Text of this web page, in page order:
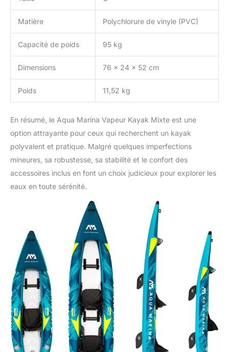
Matière Polychlorure de vinyle (PVC)
Capacité de poids 95 kg
Dimensions 76 x 24 x 52 cm
Poids 11,52 kg
En résumé, le Aqua Marina Vapeur Kayak Mixte est une
option attrayante pour ceux qui recherchent un kayak
polyvalent et pratique. Malgré quelques imperfections
mineures, sa robustesse, sa stabilité et le confort des
accessoires inclus en font un choix judicieux pour explorer les
eaux en toute sérénité.